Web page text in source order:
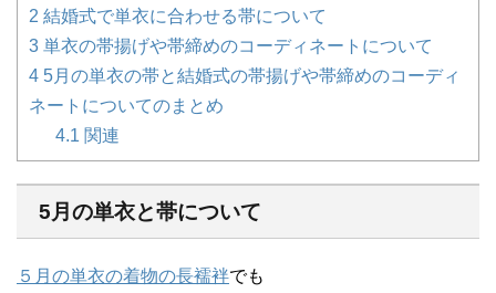
2 結婚式で単衣に合わせる帯について
3 単衣の帯揚げや帯締めのコーディネートについて
4 5月の単衣の帯と結婚式の帯揚げや帯締めのコーディ
ネートについてのまとめ
4.1 関連
5月の単衣と帯について
５月の単衣の着物の長襦袢でも